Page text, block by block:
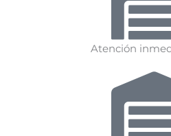
Atención